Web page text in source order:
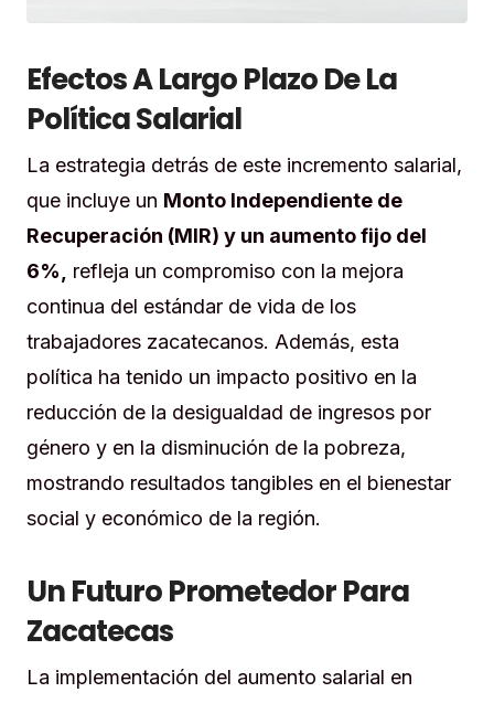
Efectos A Largo Plazo De La
Política Salarial
La estrategia detrás de este incremento salarial,
que incluye un Monto Independiente de
Recuperación (MIR) y un aumento fijo del
6%,
refleja un compromiso con la mejora
continua del estándar de vida de los
trabajadores zacatecanos. Además, esta
política ha tenido un impacto positivo en la
reducción de la desigualdad de ingresos por
género y en la disminución de la pobreza,
mostrando resultados tangibles en el bienestar
social y económico de la región.
Un Futuro Prometedor Para
Zacatecas
La implementación del aumento salarial en